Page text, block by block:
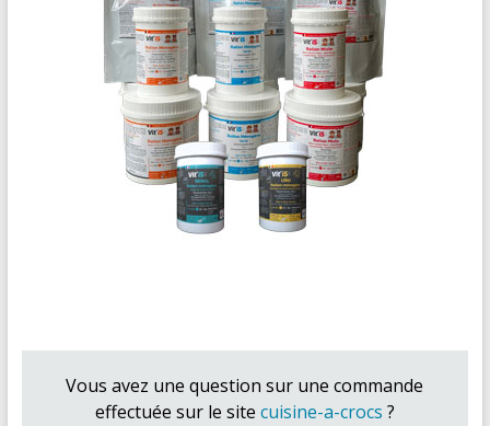
Vous avez une question sur une commande
effectuée sur le site cuisine-a-crocs ?